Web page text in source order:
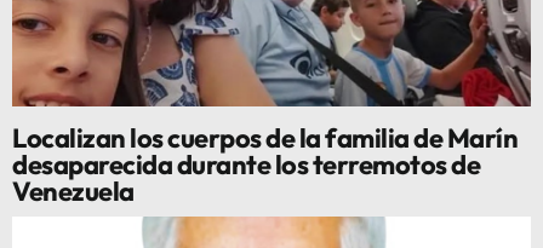
Localizan los cuerpos de la familia de Marín
desaparecida durante los terremotos de
Venezuela